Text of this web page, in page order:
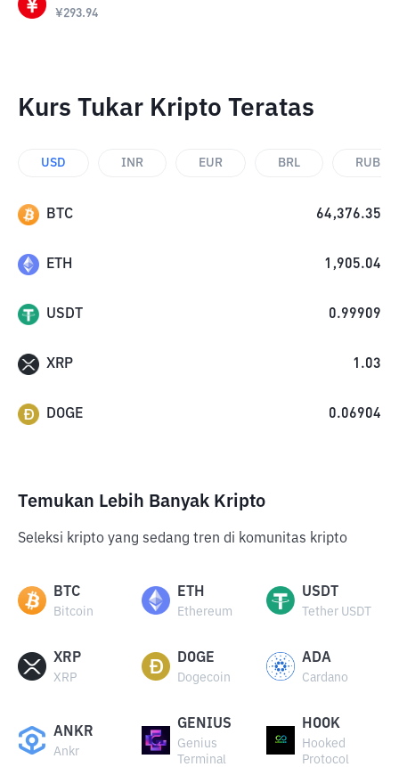
¥293.94
Kurs Tukar Kripto Teratas
USD INR EUR BRL RUB
BTC 64,376.35
ETH 1,905.04
USDT 0.99909
XRP 1.03
DOGE 0.06904
Temukan Lebih Banyak Kripto
Seleksi kripto yang sedang tren di komunitas kripto
BTC
Bitcoin
ETH
Ethereum
USDT
Tether USDT
XRP
XRP
DOGE
Dogecoin
ADA
Cardano
ANKR
Ankr
GENIUS
Genius
Terminal
HOOK
Hooked
Protocol